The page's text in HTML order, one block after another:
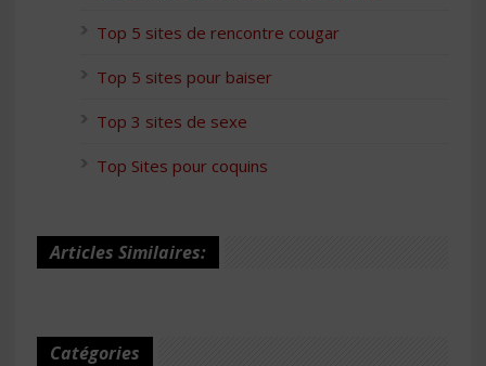
Top 5 sites de rencontre cougar
Top 5 sites pour baiser
Top 3 sites de sexe
Top Sites pour coquins
Articles Similaires:
Catégories